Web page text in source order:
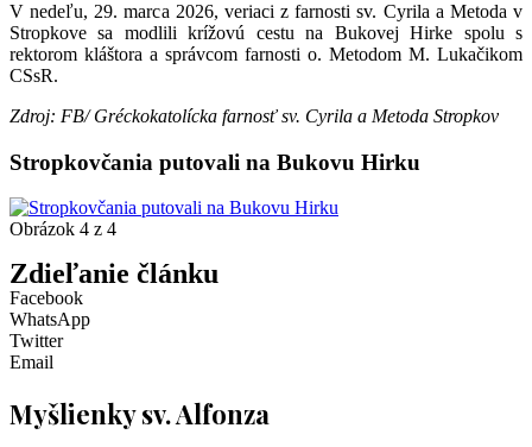
V nedeľu, 29. marca 2026, veriaci z farnosti sv. Cyrila a Metoda v
Stropkove sa modlili krížovú cestu na Bukovej Hirke spolu s
rektorom kláštora a správcom farnosti o. Metodom M. Lukačikom
CSsR.
Zdroj: FB/ Gréckokatolícka farnosť sv. Cyrila a Metoda Stropkov
Stropkovčania putovali na Bukovu Hirku
Obrázok 4 z 4
Zdieľanie článku
Facebook
WhatsApp
Twitter
Email
Myšlienky sv. Alfonza